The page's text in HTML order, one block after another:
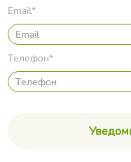
Email*
Телефон*